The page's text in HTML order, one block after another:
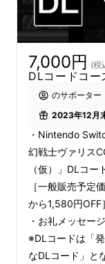
「資料集＆
料集 第１弾
弾」の復刻
「設定資料
ラCD第1弾
好評をいた
お問い合わ
この機会に
いでござい
【ストレ
7,000円 (税
DLコードコー
のサポーター
2023年12月
・Nintendo
幻戦士ヴァリス
（仮）」DLコー
［一般販売予定
から1,580円OFF］
・お礼メッセージ
※DLコードは「
なDLコード」と